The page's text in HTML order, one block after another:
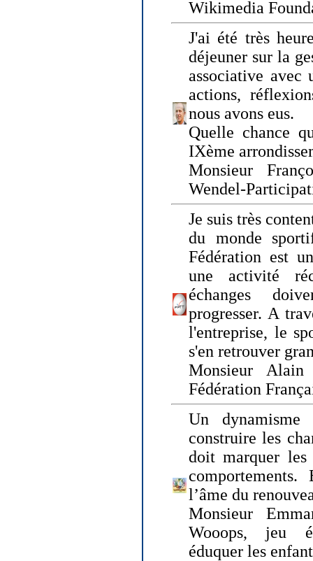
Wikimedia
J'ai été très
déjeuner sur la
associative avec
actions,
nous avons eus.
Quelle chance
IXème
Monsieur
Wendel-
Je suis très
du monde
Fédération est
une activité
échanges
progresser. A
l'entreprise, le
s'en retrouver
Monsieur
Fédération
Un dynamisme
construire les
doit marquer les
l’âme du
Monsieur
Wooops, jeu
éduquer les